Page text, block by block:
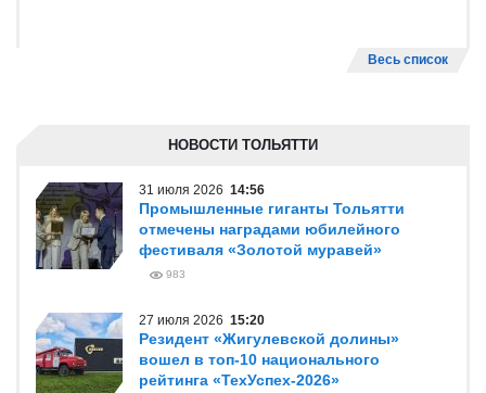
Весь список
НОВОСТИ ТОЛЬЯТТИ
31 июля 2026 14:56
Промышленные гиганты Тольятти
отмечены наградами юбилейного
фестиваля «Золотой муравей»
983
27 июля 2026 15:20
Резидент «Жигулевской долины»
вошел в топ-10 национального
рейтинга «ТехУспех-2026»